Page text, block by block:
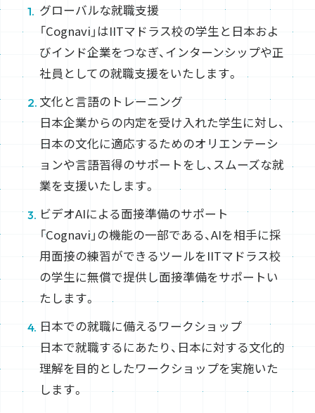
グローバルな就職支援
「Cognavi」はIITマドラス校の学生と日本およ
びインド企業をつなぎ、インターンシップや正
社員としての就職支援をいたします。
文化と言語のトレーニング
日本企業からの内定を受け入れた学生に対し、
日本の文化に適応するためのオリエンテーシ
ョンや言語習得のサポートをし、スムーズな就
業を支援いたします。
ビデオAIによる面接準備のサポート
「Cognavi」の機能の一部である、AIを相手に採
用面接の練習ができるツールをIITマドラス校
の学生に無償で提供し面接準備をサポートい
たします。
日本での就職に備えるワークショップ
日本で就職するにあたり、日本に対する文化的
理解を目的としたワークショップを実施いた
します。